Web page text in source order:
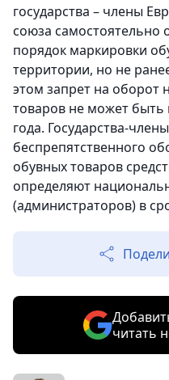
государства – члены
союза самостоятельно
порядок маркировки
территории, но не
этом запрет на оборот
товаров не может быть
года. Государства-
беспрепятственного
обувных товаров
определяют
(администраторов) в
читать